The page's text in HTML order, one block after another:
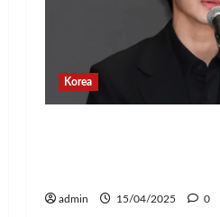
Korea
admin 15/04/2025 0